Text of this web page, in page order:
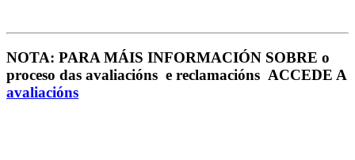
NOTA: PARA MÁIS INFORMACIÓN SOBRE o
proceso das avaliacións e reclamacións ACCEDE A
avaliacións